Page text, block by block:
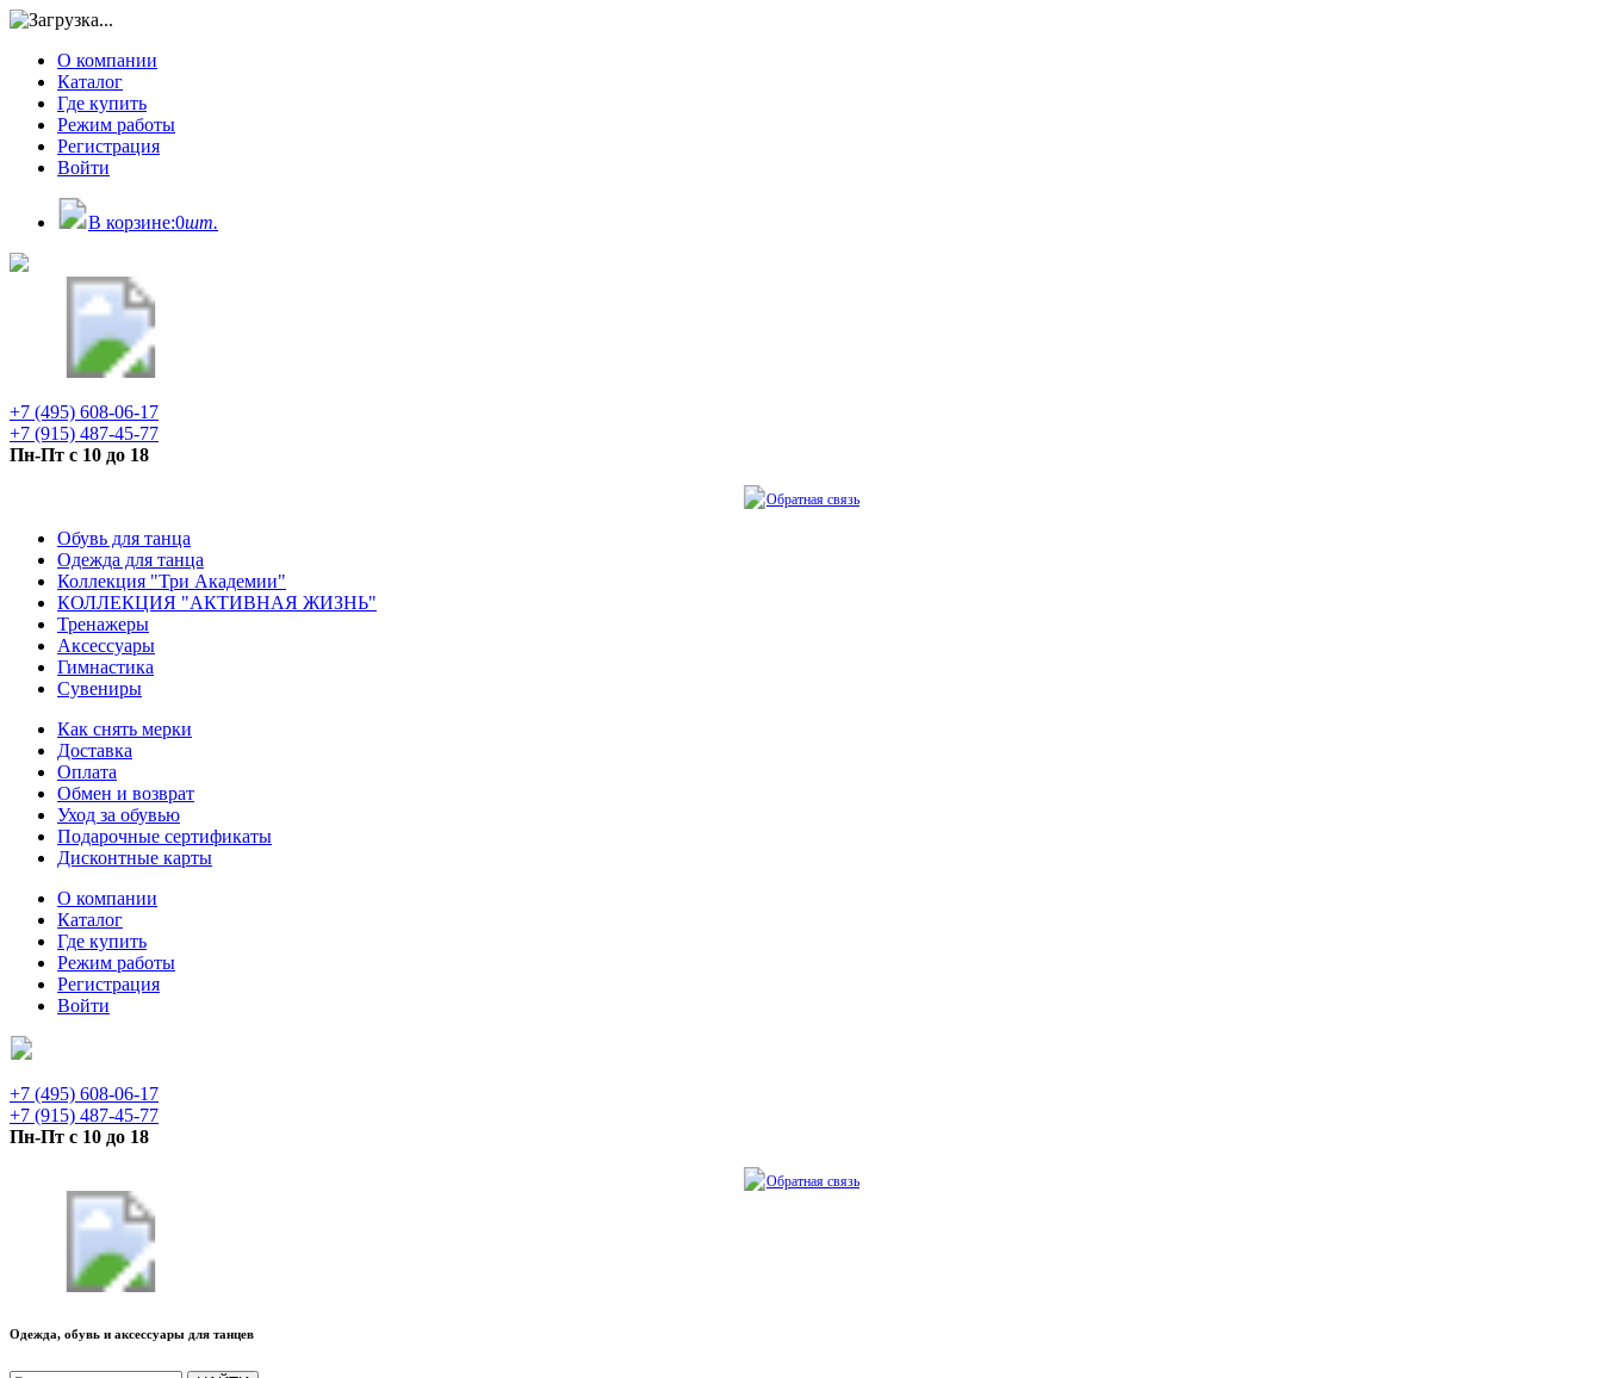
О компании
Каталог
Где купить
Режим работы
Регистрация
Войти
В корзине:0шт.
+7 (495) 608-06-17
+7 (915) 487-45-77
Пн-Пт с 10 до 18
Обратная связь
Обувь для танца
Одежда для танца
Коллекция "Три Академии"
КОЛЛЕКЦИЯ "АКТИВНАЯ ЖИЗНЬ"
Тренажеры
Аксессуары
Гимнастика
Сувениры
Как снять мерки
Доставка
Оплата
Обмен и возврат
Уход за обувью
Подарочные сертификаты
Дисконтные карты
О компании
Каталог
Где купить
Режим работы
Регистрация
Войти
+7 (495) 608-06-17
+7 (915) 487-45-77
Пн-Пт с 10 до 18
Обратная связь
Одежда, обувь и аксессуары для танцев